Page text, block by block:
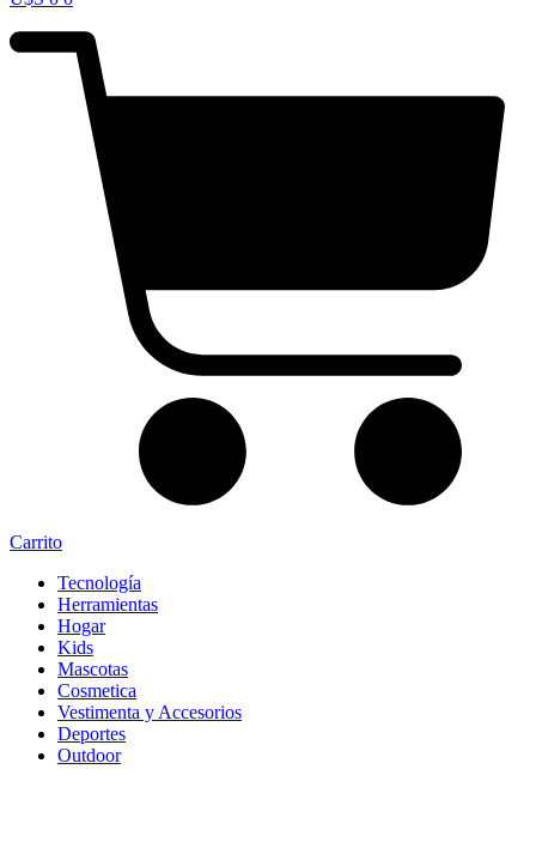
Carrito
Tecnología
Herramientas
Hogar
Kids
Mascotas
Cosmetica
Vestimenta y Accesorios
Deportes
Outdoor